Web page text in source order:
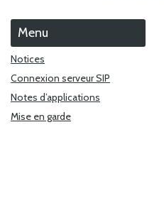
Menu
Notices
Connexion serveur SIP
Notes d’applications
Mise en garde